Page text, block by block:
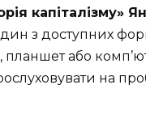
капіталізму»
з доступних
або
на